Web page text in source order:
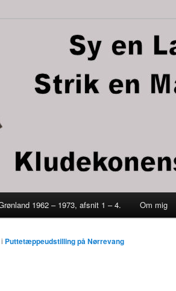
en maske
1962 – 1973, afsnit 1 – 4. Om mig
i Puttetæppeudstilling på Nørrevang